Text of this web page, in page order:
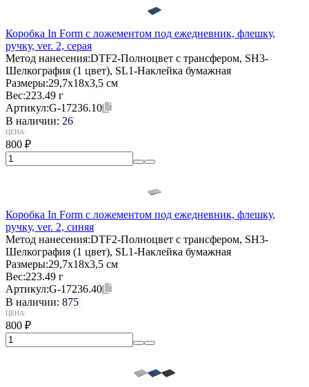
Коробка In Form с ложементом под ежедневник, флешку,
ручку, ver. 2, серая
Метод нанесения:DTF2-Полноцвет с трансфером, SH3-
Шелкография (1 цвет), SL1-Наклейка бумажная
Размеры:29,7х18х3,5 см
Вес:223.49 г
Артикул:G-17236.10
В наличии: 26
ЦЕНА:
800 ₽
Коробка In Form с ложементом под ежедневник, флешку,
ручку, ver. 2, синяя
Метод нанесения:DTF2-Полноцвет с трансфером, SH3-
Шелкография (1 цвет), SL1-Наклейка бумажная
Размеры:29,7х18х3,5 см
Вес:223.49 г
Артикул:G-17236.40
В наличии: 875
ЦЕНА:
800 ₽